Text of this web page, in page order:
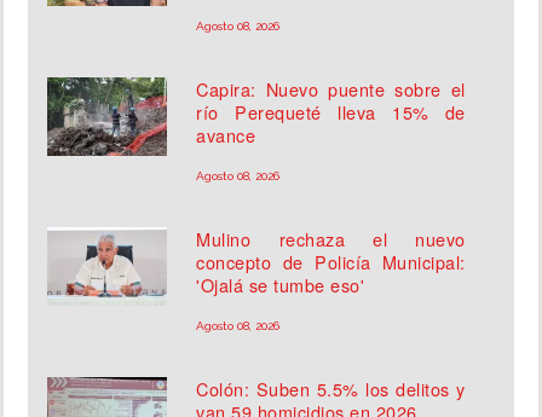
Agosto 08, 2026
Capira: Nuevo puente sobre el
río Perequeté lleva 15% de
avance
Agosto 08, 2026
Mulino rechaza el nuevo
concepto de Policía Municipal:
'Ojalá se tumbe eso'
Agosto 08, 2026
Colón: Suben 5.5% los delitos y
van 59 homicidios en 2026